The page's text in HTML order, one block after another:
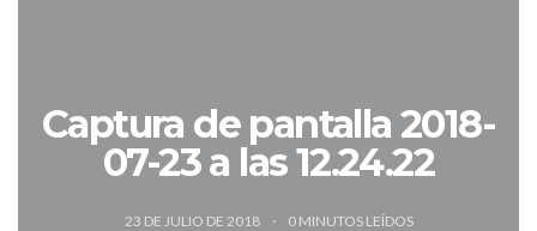
Captura de pantalla 2018-
07-23 a las 12.24.22
23 DE JULIO DE 2018 0 MINUTOS LEÍDOS